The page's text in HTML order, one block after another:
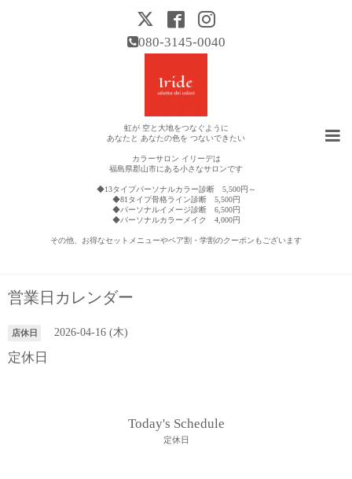
080-3145-0040
虹が 空と大地をつなぐように
あなたと あなたの色を つないできたい
カラーサロン イリーデは
福島県郡山市にある小さなサロンです
◆13タイプパーソナルカラー診断 5,500円～
◆81タイプ骨格ライン診断 5,500円
◆パーソナルイメージ診断 6,500円
◆パーソナルカラーメイク 4,000円
その他、お得なセットメニューやペア割・学割のクーポンもございます
営業日カレンダー
店休日 2026-04-16 (木)
定休日
Today's Schedule
定休日